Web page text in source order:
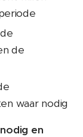
de
waar nodig
en